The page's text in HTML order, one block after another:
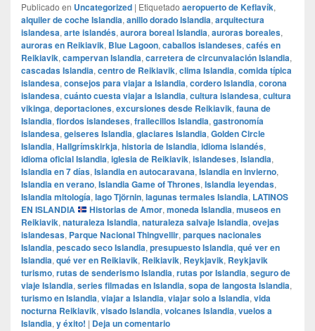
Publicado en Uncategorized | Etiquetado aeropuerto de Keflavík,
alquiler de coche Islandia, anillo dorado Islandia, arquitectura
islandesa, arte islandés, aurora boreal Islandia, auroras boreales,
auroras en Reikiavik, Blue Lagoon, caballos islandeses, cafés en
Reikiavik, campervan Islandia, carretera de circunvalación Islandia,
cascadas Islandia, centro de Reikiavik, clima Islandia, comida típica
islandesa, consejos para viajar a Islandia, cordero Islandia, corona
islandesa, cuánto cuesta viajar a Islandia, cultura islandesa, cultura
vikinga, deportaciones, excursiones desde Reikiavik, fauna de
Islandia, fiordos islandeses, frailecillos Islandia, gastronomía
islandesa, geiseres Islandia, glaciares Islandia, Golden Circle
Islandia, Hallgrímskirkja, historia de Islandia, idioma islandés,
idioma oficial Islandia, iglesia de Reikiavik, islandeses, Islandia,
Islandia en 7 días, Islandia en autocaravana, Islandia en invierno,
Islandia en verano, Islandia Game of Thrones, Islandia leyendas,
Islandia mitología, lago Tjörnin, lagunas termales Islandia, LATINOS
EN ISLANDIA
Historias de Amor, moneda Islandia, museos en
Reikiavik, naturaleza Islandia, naturaleza salvaje Islandia, ovejas
islandesas, Parque Nacional Thingvellir, parques nacionales
Islandia, pescado seco Islandia, presupuesto Islandia, qué ver en
Islandia, qué ver en Reikiavik, Reikiavik, Reykjavik, Reykjavik
turismo, rutas de senderismo Islandia, rutas por Islandia, seguro de
viaje Islandia, series filmadas en Islandia, sopa de langosta Islandia,
turismo en Islandia, viajar a Islandia, viajar solo a Islandia, vida
nocturna Reikiavik, visado Islandia, volcanes Islandia, vuelos a
Islandia, y éxito! | Deja un comentario